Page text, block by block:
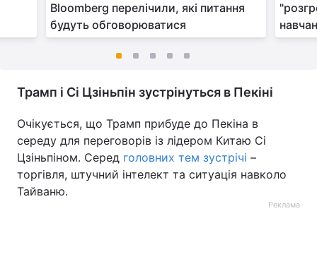
Bloomberg перелічили, які питання
будуть обговорюватися
Трамп і Сі Цзіньпін зустрінуться в Пекіні
Очікується, що Трамп прибуде до Пекіна в
середу для переговорів із лідером Китаю Сі
Цзіньпіном. Серед головних тем зустрічі –
торгівля, штучний інтелект та ситуація навколо
Тайваню.
Реклама